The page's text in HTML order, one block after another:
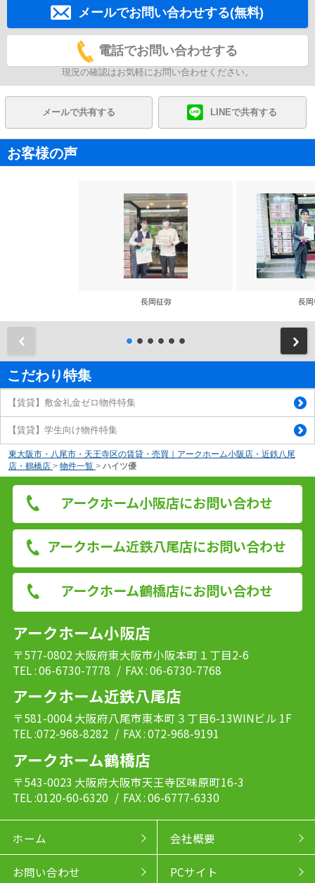
メールでお問い合わせする(無料)
電話でお問い合わせする
現況の確認はお気軽にお問い合わせください。
メールで共有する LINEで共有する
お客様の声
長岡征弥 長岡
こだわり特集
【賃貸】敷金礼金ゼロ物件特集
【賃貸】学生向け物件特集
東大阪市・八尾市・天王寺区の賃貸・売買｜アークホーム小阪店・近鉄八尾
店・鶴橋店 > 物件一覧 > ハイツ優
アークホーム小阪店にお問い合わせ
アークホーム近鉄八尾店にお問い合わせ
アークホーム鶴橋店にお問い合わせ
アークホーム小阪店
〒577-0802 大阪府東大阪市小阪本町１丁目2-6
TEL : 06-6730-7778 / FAX : 06-6730-7768
アークホーム近鉄八尾店
〒581-0004 大阪府八尾市東本町３丁目6-13WINビル 1F
TEL :072-968-8282 / FAX : 072-968-9191
アークホーム鶴橋店
〒543-0023 大阪府大阪市天王寺区味原町16-3
TEL :0120-60-6320 / FAX : 06-6777-6330
ホーム 会社概要
お問い合わせ PCサイト